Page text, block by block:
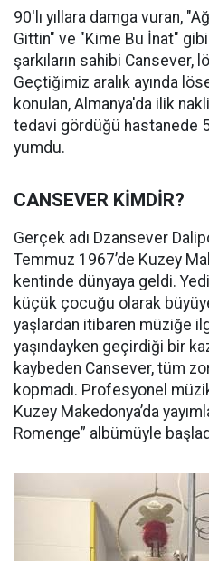
90'lı yıllara damga vuran,
Gittin" ve "Kime Bu İnat"
şarkıların sahibi Cansever,
Geçtiğimiz aralık ayında
konulan, Almanya'da ilik
tedavi gördüğü hastanede
yumdu.
CANSEVER KİMDİR?
Gerçek adı Dzansever
Temmuz 1967’de Kuzey
kentinde dünyaya geldi.
küçük çocuğu olarak
yaşlardan itibaren müziğe
yaşındayken geçirdiği bir
kaybeden Cansever, tüm
kopmadı. Profesyonel
Kuzey Makedonya’da
Romenge” albümüyle